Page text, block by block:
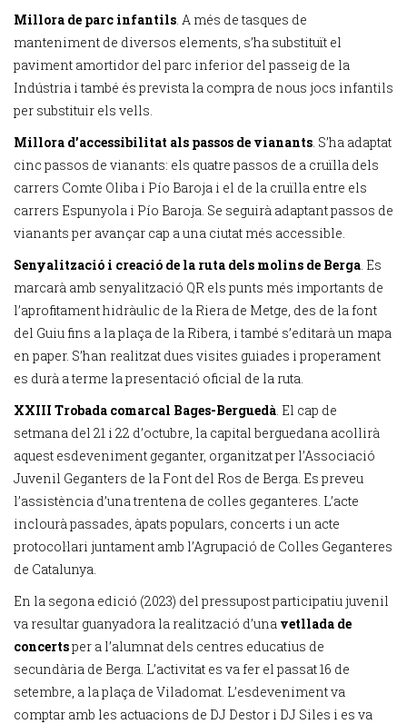
Millora de parc infantils. A més de tasques de
manteniment de diversos elements, s’ha substituït el
paviment amortidor del parc inferior del passeig de la
Indústria i també és prevista la compra de nous jocs infantils
per substituir els vells.
Millora d’accessibilitat als passos de vianants. S’ha adaptat
cinc passos de vianants: els quatre passos de a cruïlla dels
carrers Comte Oliba i Pío Baroja i el de la cruïlla entre els
carrers Espunyola i Pío Baroja. Se seguirà adaptant passos de
vianants per avançar cap a una ciutat més accessible.
Senyalització i creació de la ruta dels molins de Berga. Es
marcarà amb senyalització QR els punts més importants de
l’aprofitament hidràulic de la Riera de Metge, des de la font
del Guiu fins a la plaça de la Ribera, i també s’editarà un mapa
en paper. S’han realitzat dues visites guiades i properament
es durà a terme la presentació oficial de la ruta.
XXIII Trobada comarcal Bages-Berguedà. El cap de
setmana del 21 i 22 d’octubre, la capital berguedana acollirà
aquest esdeveniment geganter, organitzat per l’Associació
Juvenil Geganters de la Font del Ros de Berga. Es preveu
l’assistència d’una trentena de colles geganteres. L’acte
inclourà passades, àpats populars, concerts i un acte
protocol·lari juntament amb l’Agrupació de Colles Geganteres
de Catalunya.
En la segona edició (2023) del pressupost participatiu juvenil
va resultar guanyadora la realització d’una vetllada de
concertsper a l’alumnat dels centres educatius de
secundària de Berga. L’activitat es va fer el passat 16 de
setembre, a la plaça de Viladomat. L’esdeveniment va
comptar amb les actuacions de DJ Destor i DJ Siles i es va